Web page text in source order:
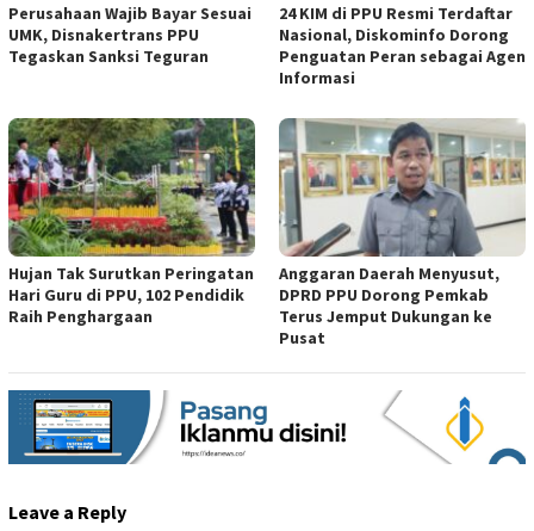
Perusahaan Wajib Bayar Sesuai
UMK, Disnakertrans PPU
Tegaskan Sanksi Teguran
24 KIM di PPU Resmi Terdaftar
Nasional, Diskominfo Dorong
Penguatan Peran sebagai Agen
Informasi
Hujan Tak Surutkan Peringatan
Hari Guru di PPU, 102 Pendidik
Raih Penghargaan
Anggaran Daerah Menyusut,
DPRD PPU Dorong Pemkab
Terus Jemput Dukungan ke
Pusat
Leave a Reply